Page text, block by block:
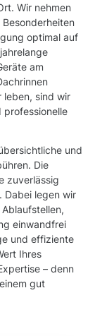
Wir nehmen
optimal auf
am
leben, sind wir
professionelle
und
Die
zuverlässig
Dabei legen wir
einwandfrei
und effiziente
Ihres
– denn
gut